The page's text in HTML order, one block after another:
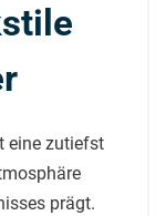
eine zutiefst
prägt.